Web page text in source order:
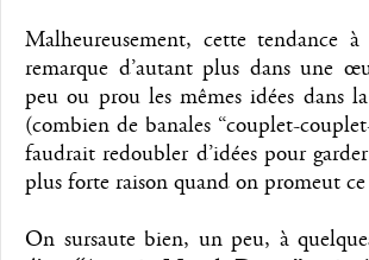
Malheureusement, cette tendance à
remarque d’autant plus dans une
peu ou prou les mêmes idées dans
(combien de banales “couplet-
faudrait redoubler d’idées pour
plus forte raison quand on promeut
On sursaute bien, un peu, à